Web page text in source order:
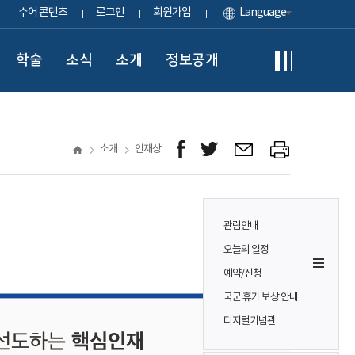
수어 콘텐츠 로그인 회원가입 Language
학술 소식 소개 정보공개
관람안내
오늘의 일정
예약/신청
국군 휴가 보상 안내
디지털기념관
소개 인재상